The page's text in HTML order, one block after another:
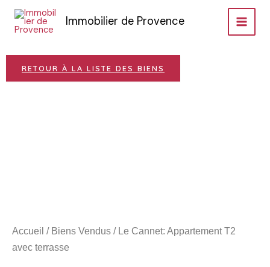
Aller
contenu
Immobilier de Provence
RETOUR À LA LISTE DES BIENS
Accueil / Biens Vendus / Le Cannet: Appartement T2
avec terrasse